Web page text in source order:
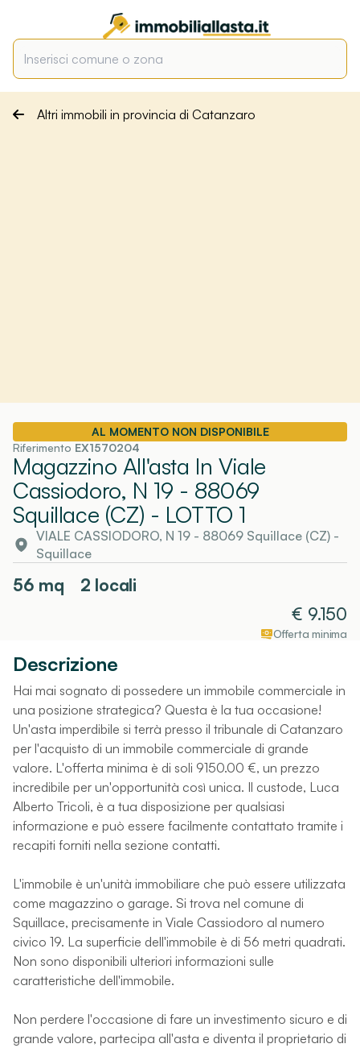
Altri immobili in provincia di Catanzaro
AL MOMENTO NON DISPONIBILE
Riferimento EX1570204
Magazzino All'asta In Viale
Cassiodoro, N 19 - 88069
Squillace (CZ) - LOTTO 1
VIALE CASSIODORO, N 19 - 88069 Squillace (CZ)-
Squillace
56 mq
2 locali
€ 9.150
Offerta minima
Descrizione
Hai mai sognato di possedere un immobile commerciale in
una posizione strategica? Questa è la tua occasione!
Un'asta imperdibile si terrà presso il tribunale di Catanzaro
per l'acquisto di un immobile commerciale di grande
valore. L'offerta minima è di soli 9150.00 €, un prezzo
incredibile per un'opportunità così unica. Il custode, Luca
Alberto Tricoli, è a tua disposizione per qualsiasi
informazione e può essere facilmente contattato tramite i
recapiti forniti nella sezione contatti.
L'immobile è un'unità immobiliare che può essere utilizzata
come magazzino o garage. Si trova nel comune di
Squillace, precisamente in Viale Cassiodoro al numero
civico 19. La superficie dell'immobile è di 56 metri quadrati.
Non sono disponibili ulteriori informazioni sulle
caratteristiche dell'immobile.
Non perdere l'occasione di fare un investimento sicuro e di
grande valore, partecipa all'asta e diventa il proprietario di